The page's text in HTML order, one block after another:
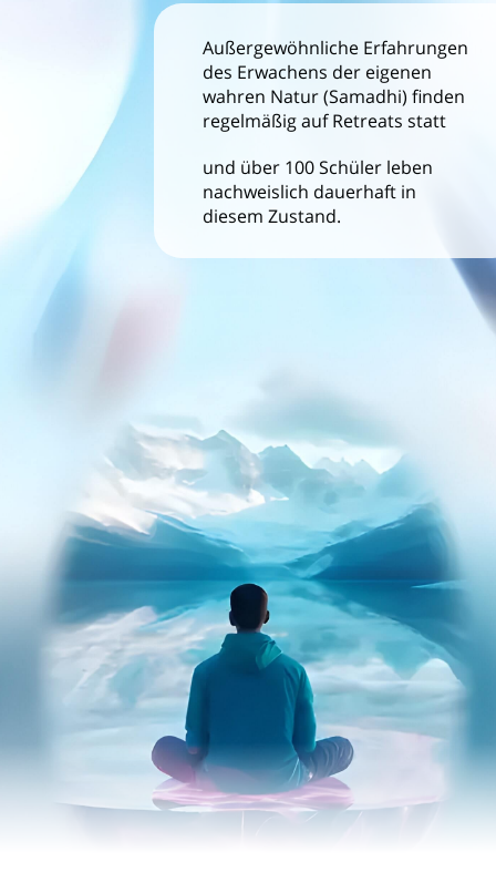
Außergewöhnliche Erfahrungen
des Erwachens der eigenen
wahren Natur (Samadhi) finden
regelmäßig auf Retreats statt
und über 100 Schüler leben
nachweislich dauerhaft in
diesem Zustand.